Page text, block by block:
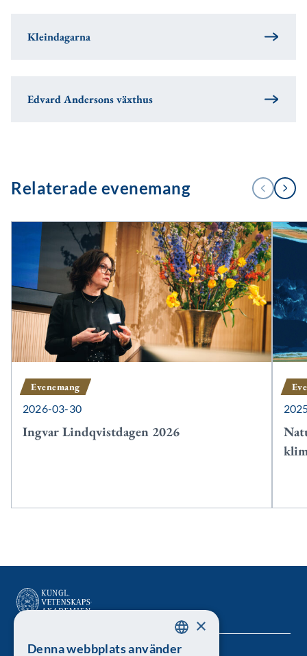
Kleindagarna
Edvard Andersons växthus
Relaterade evenemang
1
/
FÖREGÅENDE
NÄSTA
Evenemang
2026-03-30
Ingvar Lindqvistdagen 2026
SWEDISH
×
Denna webbplats använder